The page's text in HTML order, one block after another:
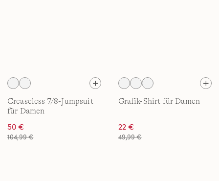
Creaseless 7/8-Jumpsuit
für Damen
50 €
104,99 €
Grafik-Shirt für Damen
22 €
49,99 €